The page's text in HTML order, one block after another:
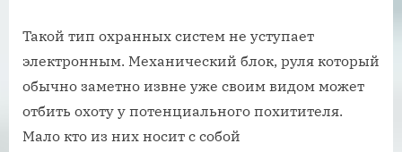
Такой тип охранных систем не уступает
электронным. Механический блок, руля который
обычно заметно извне уже своим видом может
отбить охоту у потенциального похитителя.
Мало кто из них носит с собой